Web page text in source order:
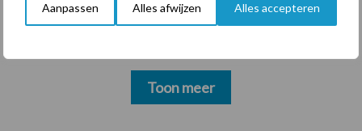
Aanpassen Alles afwijzen Alles accepteren
groter dan ooit”
Toon meer